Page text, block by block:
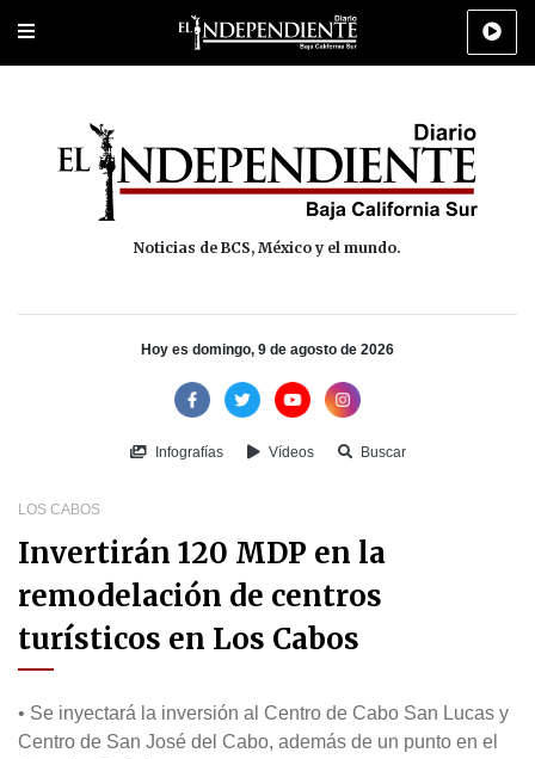
Portada Los Cabos Policiaca Deportes Cultura
Noticias de BCS, México y el mundo.
Hoy es domingo, 9 de agosto de 2026
Infografías Vídeos Buscar
LOS CABOS
Invertirán 120 MDP en la
remodelación de centros
turísticos en Los Cabos
• Se inyectará la inversión al Centro de Cabo San Lucas y
Centro de San José del Cabo, además de un punto en el